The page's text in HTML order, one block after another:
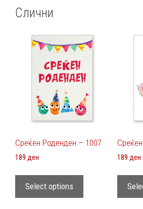
Слични
Среќен Роденден – 1007
189 ден
Select options
189 ден